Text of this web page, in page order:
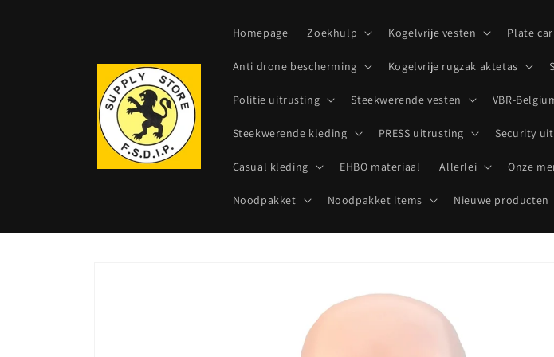
Homepage Zoekhulp Kogelvrije vesten Plate
Anti drone bescherming Kogelvrije rugzak aktetas
Politie uitrusting Steekwerende vesten VBR-
Steekwerende kleding PRESS uitrusting Security
Casual kleding EHBO materiaal Allerlei Onze
Noodpakket Noodpakket items Nieuwe producten